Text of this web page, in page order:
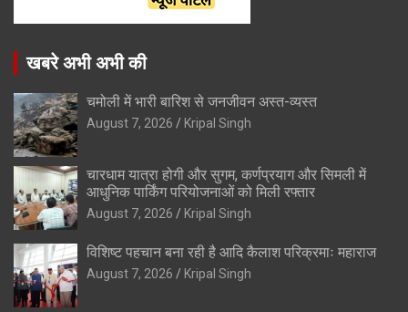
खबरे अभी अभी की
चमोली में भारी बारिश से जनजीवन अस्त-व्यस्त
August 7, 2026 Kripal Singh
चारधाम यात्रा होगी और सुगम, कर्णप्रयाग और सिमली में
आधुनिक पार्किंग परियोजनाओं को मिली रफ्तार
August 7, 2026 Kripal Singh
विशिष्ट पहचान बना रही है आदि कैलाश परिक्रमाः महाराज
August 7, 2026 Kripal Singh